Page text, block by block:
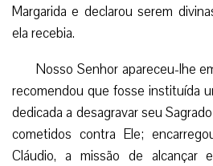
Margarida e declarou serem
ela recebia.
Nosso Senhor apareceu-lhe
recomendou que fosse instituída
dedicada a desagravar seu
cometidos contra Ele;
Cláudio, a missão de alcançar